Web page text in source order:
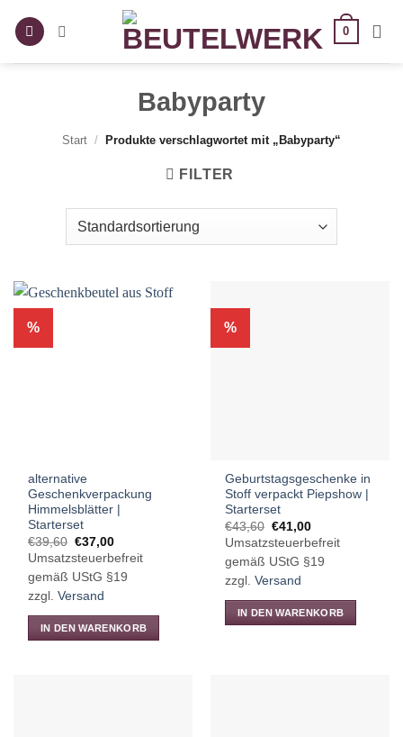
Inhalt
0
Babyparty
Start / Produkte verschlagwortet mit „Babyparty“
FILTER
%
alternative
Geschenkverpackung
Himmelsblätter |
Starterset
€39,60 Ursprünglicher
Preis
war:
€39,60
€37,00Aktueller
Preis
ist:
€37,00.
Umsatzsteuerbefreit
gemäß UStG §19
zzgl.Versand
IN DEN WARENKORB
%
Geburtstagsgeschenke in
Stoff verpackt Piepshow |
Starterset
€43,60 Ursprünglicher
Preis
war:
€43,60
€41,00Aktueller
Preis
ist:
€41,00.
Umsatzsteuerbefreit
gemäß UStG §19
zzgl.Versand
IN DEN WARENKORB